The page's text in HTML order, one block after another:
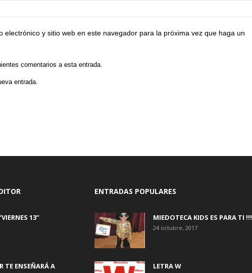
electrónico y sitio web en este navegador para la próxima vez que haga un
comentarios a esta entrada.
entrada.
13”
TE ENSEÑARÁ A
ENTRADAS POPULARES
MIEDOTECA KIDS ES PARA TI !!!
24 octubre, 2017
LETRA W